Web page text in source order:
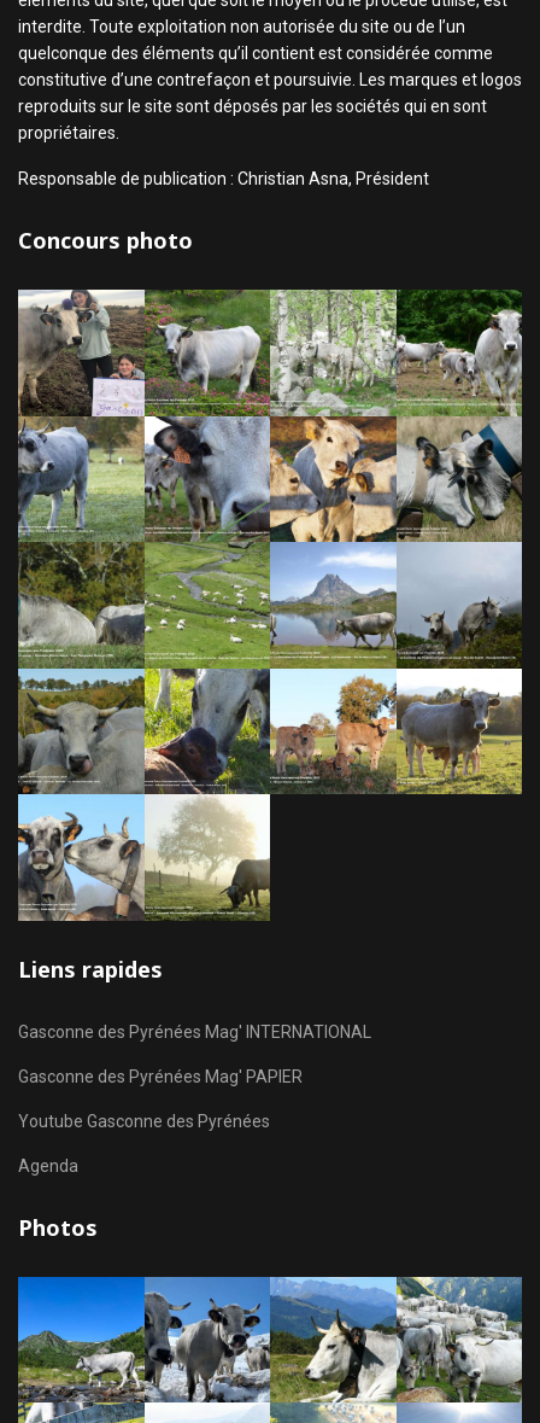
interdite. Toute exploitation non autorisée du site ou de l’un
quelconque des éléments qu’il contient est considérée comme
constitutive d’une contrefaçon et poursuivie. Les marques et logos
reproduits sur le site sont déposés par les sociétés qui en sont
propriétaires.
Responsable de publication : Christian Asna, Président
Concours photo
Liens rapides
Gasconne des Pyrénées Mag' INTERNATIONAL
Gasconne des Pyrénées Mag' PAPIER
Youtube Gasconne des Pyrénées
Agenda
Photos